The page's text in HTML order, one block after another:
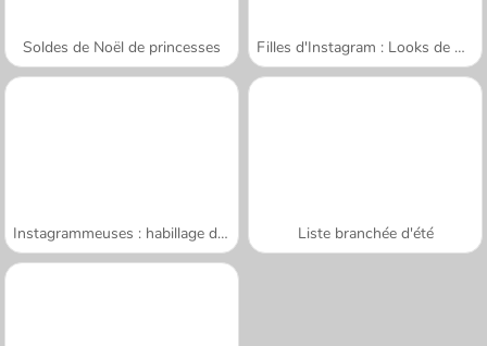
Soldes de Noël de princesses Filles d'Instagram : Looks de Noël
Instagrammeuses : habillage d'Halloween Liste branchée d'été